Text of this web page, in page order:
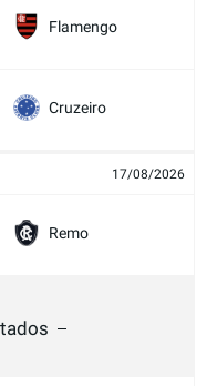
Flamengo
Cruzeiro
17/08/2026
Remo